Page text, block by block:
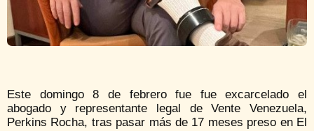
Este domingo 8 de febrero fue fue excarcelado el
abogado y representante legal de Vente Venezuela,
Perkins Rocha, tras pasar más de 17 meses preso en El